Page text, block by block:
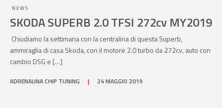
NEWS
SKODA SUPERB 2.0 TFSI 272cv MY2019
Chiudiamo la settimana con la centralina di questa Superb,
ammiraglia di casa Skoda, con il motore 2.0 turbo da 272cv, auto con
cambio DSG e […]
ADRENALINA CHIP TUNING | 24 MAGGIO 2019